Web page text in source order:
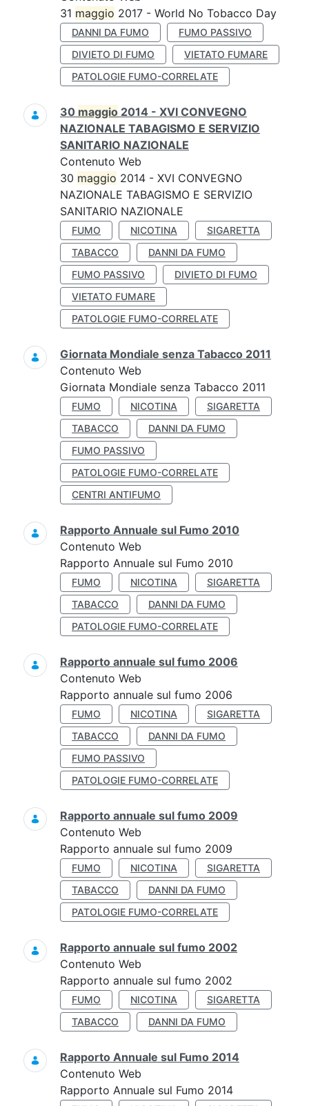
31 maggio 2017 - World No Tobacco Day
DANNI DA FUMO
FUMO PASSIVO
DIVIETO DI FUMO
VIETATO FUMARE
PATOLOGIE FUMO-CORRELATE
30 maggio 2014 - XVI CONVEGNO
NAZIONALE TABAGISMO E SERVIZIO
SANITARIO NAZIONALE
Contenuto Web
30 maggio 2014 - XVI CONVEGNO
NAZIONALE TABAGISMO E SERVIZIO
SANITARIO NAZIONALE
FUMO NICOTINA
SIGARETTA
TABACCO
DANNI DA FUMO
FUMO PASSIVO
DIVIETO DI FUMO
VIETATO FUMARE
PATOLOGIE FUMO-CORRELATE
Giornata Mondiale senza Tabacco 2011
Contenuto Web
Giornata Mondiale senza Tabacco 2011
FUMO NICOTINA
SIGARETTA
TABACCO
DANNI DA FUMO
FUMO PASSIVO
PATOLOGIE FUMO-CORRELATE
CENTRI ANTIFUMO
Rapporto Annuale sul Fumo 2010
Contenuto Web
Rapporto Annuale sul Fumo 2010
FUMO NICOTINA
SIGARETTA
TABACCO
DANNI DA FUMO
PATOLOGIE FUMO-CORRELATE
Rapporto annuale sul fumo 2006
Contenuto Web
Rapporto annuale sul fumo 2006
FUMO NICOTINA
SIGARETTA
TABACCO
DANNI DA FUMO
FUMO PASSIVO
PATOLOGIE FUMO-CORRELATE
Rapporto annuale sul fumo 2009
Contenuto Web
Rapporto annuale sul fumo 2009
FUMO NICOTINA
SIGARETTA
TABACCO
DANNI DA FUMO
PATOLOGIE FUMO-CORRELATE
Rapporto annuale sul fumo 2002
Contenuto Web
Rapporto annuale sul fumo 2002
FUMO NICOTINA
SIGARETTA
TABACCO
DANNI DA FUMO
Rapporto Annuale sul Fumo 2014
Contenuto Web
Rapporto Annuale sul Fumo 2014